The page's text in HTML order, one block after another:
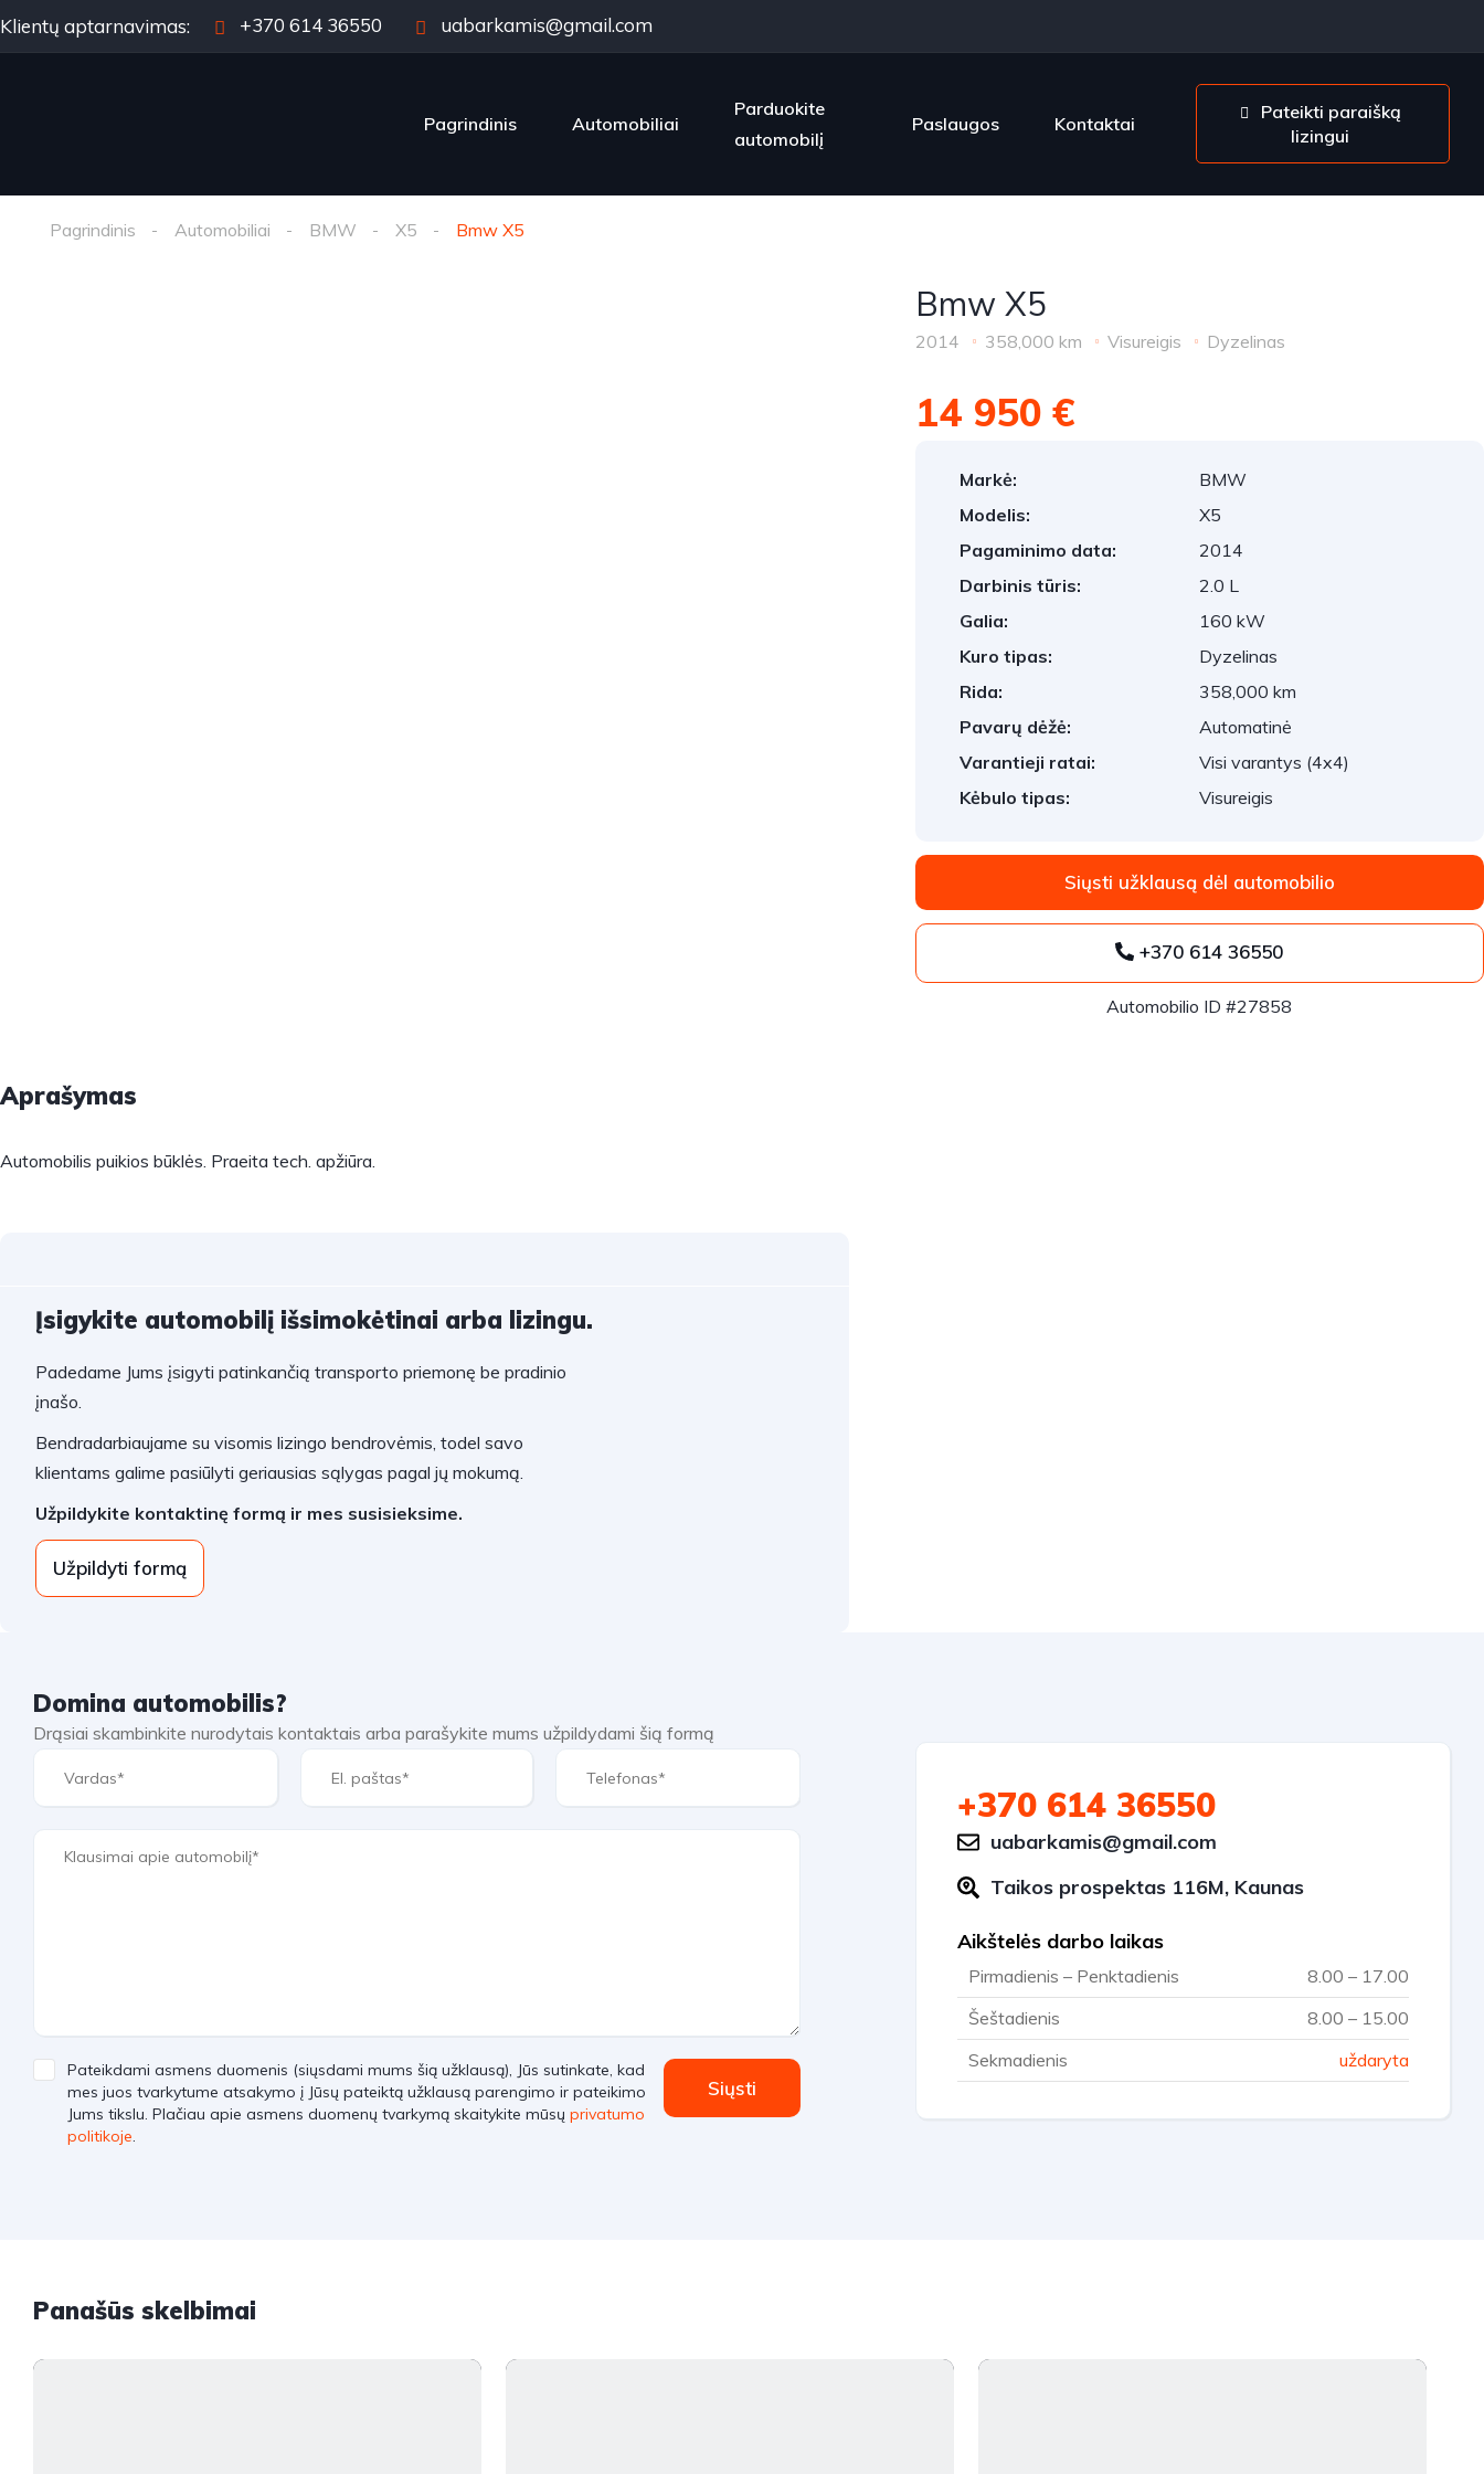
Klientų aptarnavimas: +370 614 36550 uabarkamis@gmail.com
Pagrindinis Automobiliai
Parduokite
automobilį
Paslaugos Kontaktai
Pateikti paraišką
lizingui
Pagrindinis Automobiliai BMW X5 Bmw X5
Aprašymas
Automobilis puikios būklės. Praeita tech. apžiūra.
Įsigykite automobilį išsimokėtinai arba lizingu.
Padedame Jums įsigyti patinkančią transporto priemonę be pradinio
įnašo.
Bendradarbiaujame su visomis lizingo bendrovėmis, todel savo
klientams galime pasiūlyti geriausias sąlygas pagal jų mokumą.
Užpildykite kontaktinę formą ir mes susisieksime.
Užpildyti formą
Bmw X5
2014 358,000 km Visureigis Dyzelinas
14 950 €
Markė:
BMW
Modelis:
X5
Pagaminimo data:
2014
Darbinis tūris:
2.0 L
Galia:
160 kW
Kuro tipas:
Dyzelinas
Rida:
358,000 km
Pavarų dėžė:
Automatinė
Varantieji ratai:
Visi varantys (4x4)
Kėbulo tipas:
Visureigis
Siųsti užklausą dėl automobilio
+370 614 36550
Automobilio ID #27858
Domina automobilis?
Drąsiai skambinkite nurodytais kontaktais arba parašykite mums užpildydami šią formą
Pateikdami asmens duomenis (siųsdami mums šią užklausą), Jūs sutinkate, kad
mes juos tvarkytume atsakymo į Jūsų pateiktą užklausą parengimo ir pateikimo
Jums tikslu. Plačiau apie asmens duomenų tvarkymą skaitykite mūsų privatumo
politikoje.
Siųsti
+370 614 36550
uabarkamis@gmail.com
Taikos prospektas 116M, Kaunas
Aikštelės darbo laikas
Pirmadienis – Penktadienis
8.00 – 17.00
Šeštadienis
8.00 – 15.00
Sekmadienis
uždaryta
Panašūs skelbimai